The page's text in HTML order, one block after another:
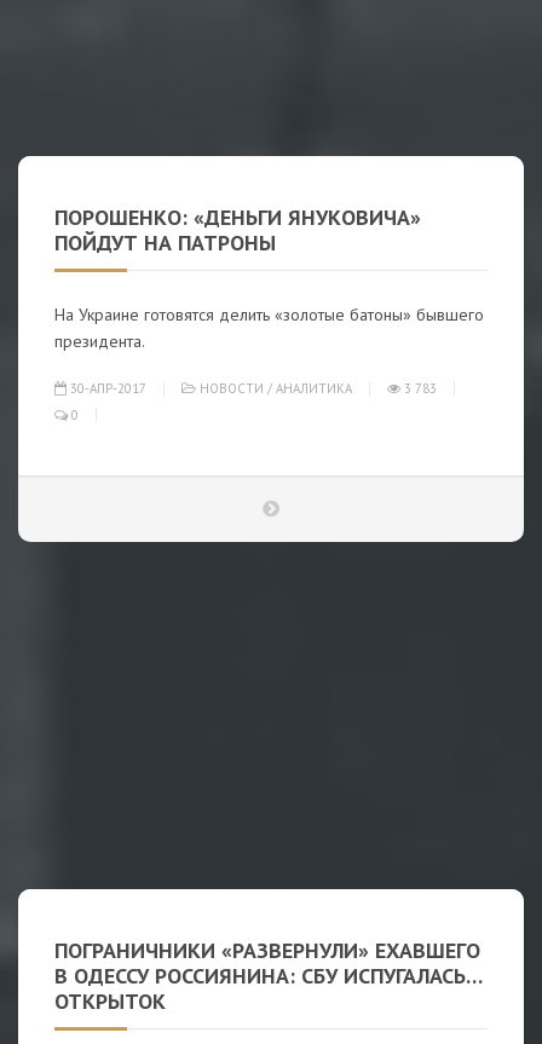
ПОРОШЕНКО: «ДЕНЬГИ ЯНУКОВИЧА»
ПОЙДУТ НА ПАТРОНЫ
На Украине готовятся делить «золотые батоны» бывшего
президента.
30-АПР-2017 НОВОСТИ / АНАЛИТИКА
3 783
0
ПОГРАНИЧНИКИ «РАЗВЕРНУЛИ» ЕХАВШЕГО
В ОДЕССУ РОССИЯНИНА: СБУ ИСПУГАЛАСЬ…
ОТКРЫТОК